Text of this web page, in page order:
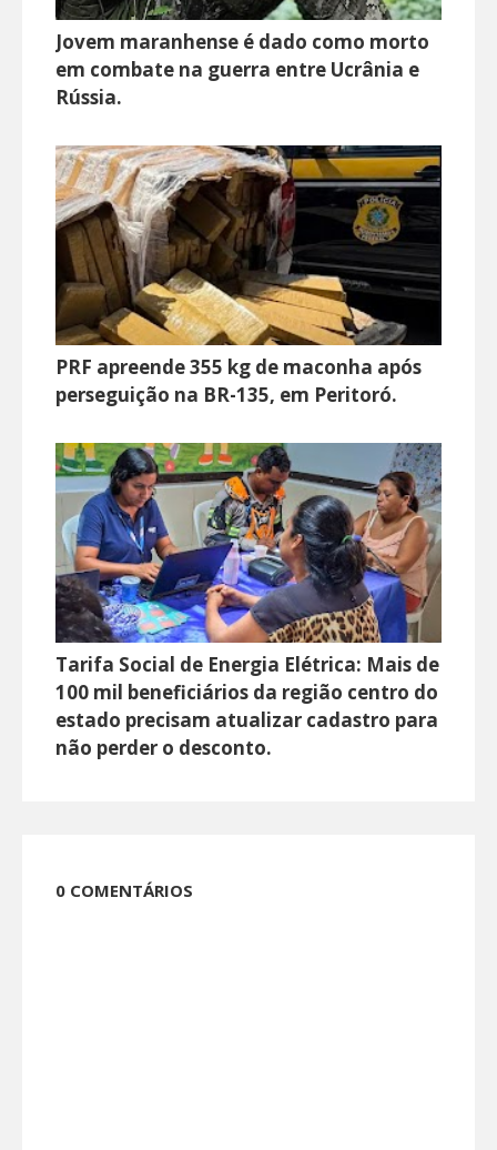
Jovem maranhense é dado como morto
em combate na guerra entre Ucrânia e
Rússia.
PRF apreende 355 kg de maconha após
perseguição na BR-135, em Peritoró.
Tarifa Social de Energia Elétrica: Mais de
100 mil beneficiários da região centro do
estado precisam atualizar cadastro para
não perder o desconto.
0 COMENTÁRIOS